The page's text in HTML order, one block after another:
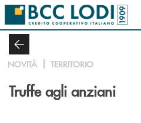
Salta al contenuto principale
NOVITÀ TERRITORIO
Truffe agli anziani